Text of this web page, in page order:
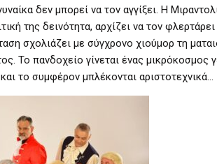
δεν μπορεί να τον αγγίξει. Η
της δεινότητα, αρχίζει να τον
σχολιάζει με σύγχρονο χιούμορ τη
Το πανδοχείο γίνεται ένας
το συμφέρον μπλέκονται αριστοτεχνικά…